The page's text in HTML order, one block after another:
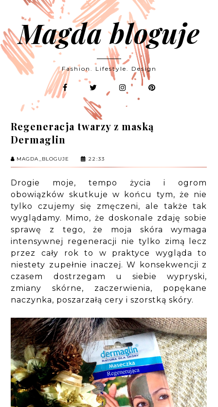
Magda bloguje
Fashion. Lifestyle. Design
Regeneracja twarzy z maską
Dermaglin
MAGDA_BLOGUJE 22:33
Drogie moje, tempo życia i ogrom
obowiązków skutkuje w końcu tym, że nie
tylko czujemy się zmęczeni, ale także tak
wyglądamy. Mimo, że doskonale zdaję sobie
sprawę z tego, że moja skóra wymaga
intensywnej regeneracji nie tylko zimą lecz
przez cały rok to w praktyce wygląda to
niestety zupełnie inaczej. W konsekwencji z
czasem dostrzegam u siebie wypryski,
zmiany skórne, zaczerwienia, popękane
naczynka, poszarzałą cery i szorstką skóry.